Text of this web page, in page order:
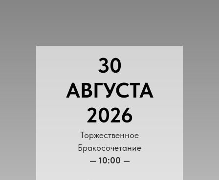
30
АВГУСТА
2026
Торжественное
Бракосочетание
— 10:00 —